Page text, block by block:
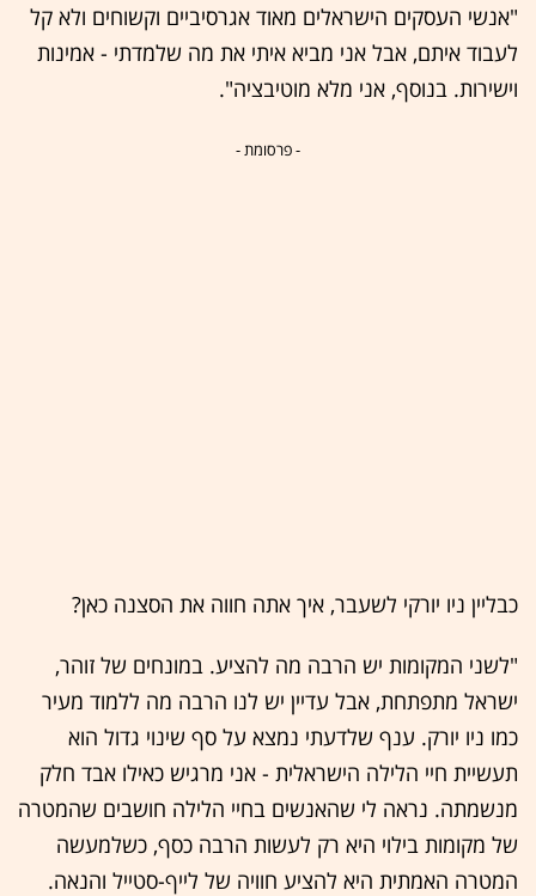
"אנשי העסקים הישראלים מאוד אגרסיביים וקשוחים ולא קל
לעבוד איתם, אבל אני מביא איתי את מה שלמדתי - אמינות
וישירות. בנוסף, אני מלא מוטיבציה".
- פרסומת -
כבליין ניו יורקי לשעבר, איך אתה חווה את הסצנה כאן?
"לשני המקומות יש הרבה מה להציע. במונחים של זוהר,
ישראל מתפתחת, אבל עדיין יש לנו הרבה מה ללמוד מעיר
כמו ניו יורק. ענף שלדעתי נמצא על סף שינוי גדול הוא
תעשיית חיי הלילה הישראלית - אני מרגיש כאילו אבד חלק
מנשמתה. נראה לי שהאנשים בחיי הלילה חושבים שהמטרה
של מקומות בילוי היא רק לעשות הרבה כסף, כשלמעשה
המטרה האמתית היא להציע חוויה של לייף-סטייל והנאה.